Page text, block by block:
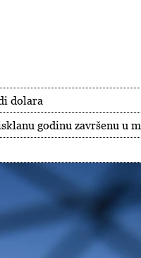
dolara
godinu završenu u